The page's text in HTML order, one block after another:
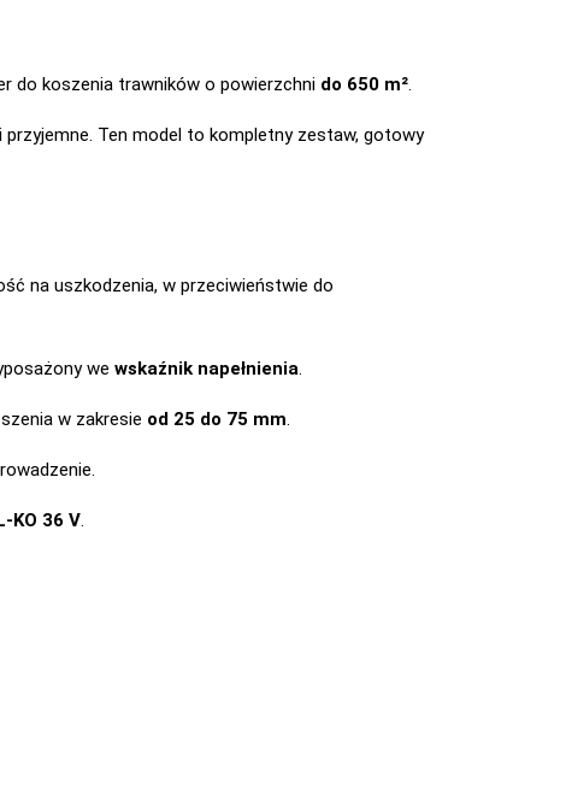
do koszenia trawników o powierzchni do 650 m².
Ten model to kompletny zestaw, gotowy
na uszkodzenia, w przeciwieństwie do
we wskaźnik napełnienia.
w zakresie od 25 do 75 mm.
KO 36 V.